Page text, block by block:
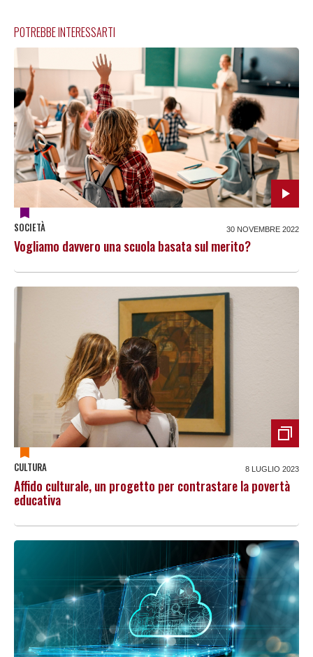
POTREBBE INTERESSARTI
SOCIETÀ 30 NOVEMBRE 2022
Vogliamo davvero una scuola basata sul merito?
CULTURA 8 LUGLIO 2023
Affido culturale, un progetto per contrastare la povertà
educativa